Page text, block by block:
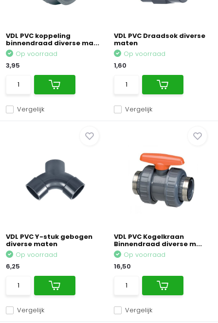
VDL PVC koppeling
binnendraad diverse ma...
Vergelijk
Op voorraad
3,95
VDL PVC Draadsok diverse
maten
Vergelijk
Op voorraad
1,60
VDL PVC Y-stuk gebogen
diverse maten
Vergelijk
Op voorraad
6,25
VDL PVC Kogelkraan
Binnendraad diverse m...
Vergelijk
Op voorraad
16,50